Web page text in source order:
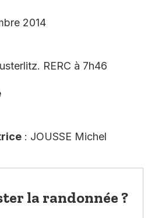
2014
RERC à 7h46
: JOUSSE Michel
la randonnée ?